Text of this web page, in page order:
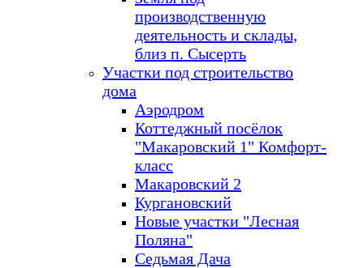
производственную
деятельность и склады,
близ п. Сысерть
Участки под строительство
дома
Аэродром
Коттеджный посёлок
"Макаровский 1" Комфорт-
класс
Макаровский 2
Кургановский
Новые участки "Лесная
Поляна"
Седьмая Дача